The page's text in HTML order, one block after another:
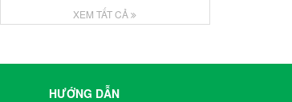
XEM TẤT CẢ
HƯỚNG DẪN